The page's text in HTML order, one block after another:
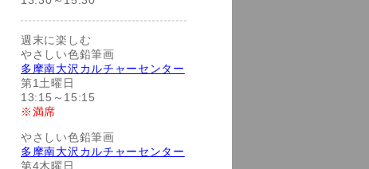
週末に楽しむ
やさしい色鉛筆画
多摩南大沢カルチャーセンター
第1土曜日
13:15～15:15
※満席
やさしい色鉛筆画
多摩南大沢カルチャーセンター
第4木曜日